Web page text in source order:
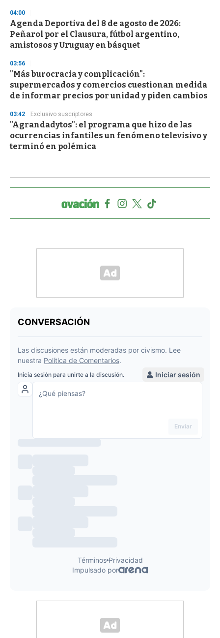
04:00
Agenda Deportiva del 8 de agosto de 2026:
Peñarol por el Clausura, fútbol argentino,
amistosos y Uruguay en básquet
03:56
"Más burocracia y complicación":
supermercados y comercios cuestionan medida
de informar precios por unidad y piden cambios
03:42 Exclusivo suscriptores
"Agrandadytos": el programa que hizo de las
ocurrencias infantiles un fenómeno televisivo y
terminó en polémica